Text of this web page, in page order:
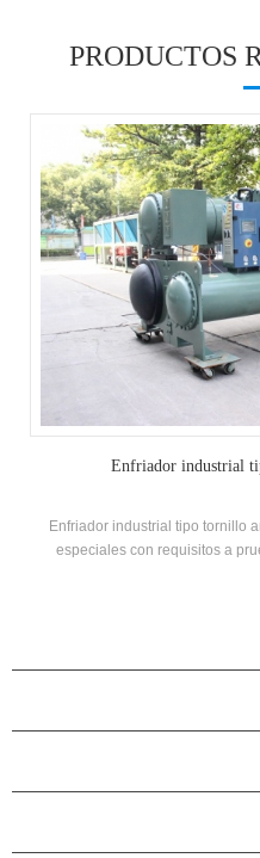
PRODUCTOS
Enfriador industrial
Enfriador industrial tipo tornillo
especiales con requisitos a